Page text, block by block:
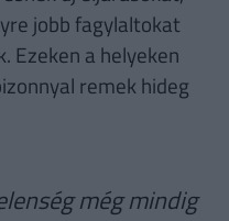
jobb fagylaltokat
Ezeken a helyeken
remek hideg
még mindig